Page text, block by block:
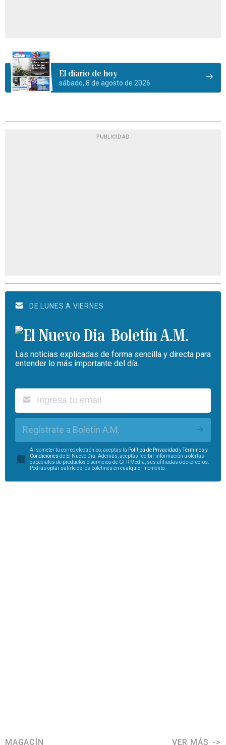
El diario de hoy
sábado, 8 de agosto de 2026
PUBLICIDAD
DE LUNES A VIERNES
Boletín A.M.
Las noticias explicadas de forma sencilla y directa para
entender lo más importante del día.
Regístrate a Boletín A.M.
Al someter tu correo electrónico, aceptas la Política de Privacidad yTérminos y
Condiciones de El Nuevo Día. Además, aceptas recibir información u ofertas
especiales de productos o servicios de GFR Media, sus afiliadas o de terceros.
Podrás optar salirte de los boletines en cualquier momento.
MAGACÍN VER MÁS